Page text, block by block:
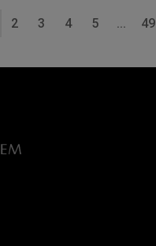
2 3 4 5 ... 49